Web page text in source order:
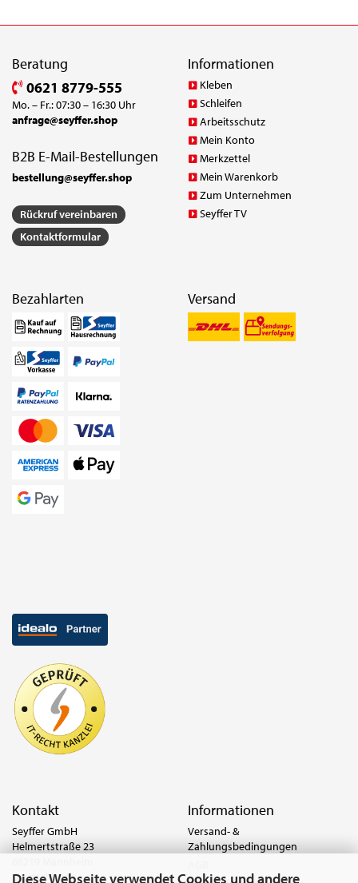
Diese Webseite verwendet Cookies und andere
Beratung
0621 8779-555
Mo. – Fr.: 07:30 – 16:30 Uhr
anfrage@seyffer.shop
B2B E-Mail-Bestellungen
bestellung@seyffer.shop
Rückruf vereinbaren
Kontaktformular
Informationen
Kleben
Schleifen
Arbeitsschutz
Mein Konto
Merkzettel
Mein Warenkorb
Zum Unternehmen
Seyffer TV
Bezahlarten Versand
Kontakt
Seyffer GmbH
Helmertstraße 23
Deutschland
Informationen
Versand- &
Zahlungsbedingungen